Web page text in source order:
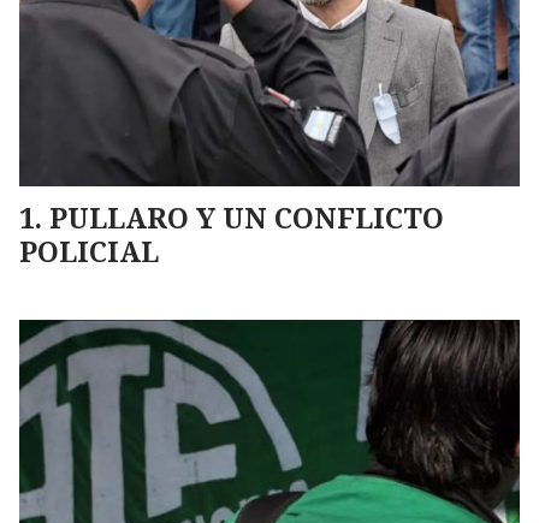
PULLARO Y UN CONFLICTO
POLICIAL